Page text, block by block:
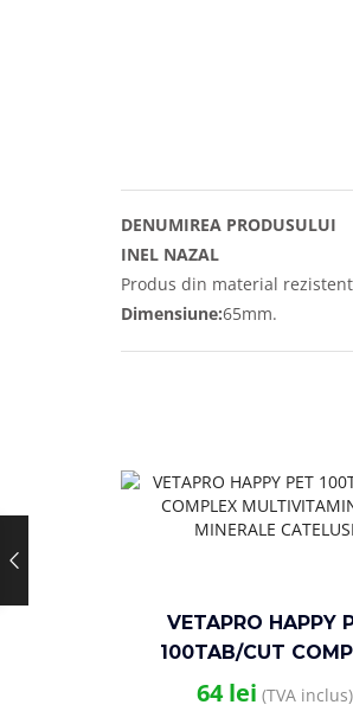
DENUMIREA PRODUSULUI
INEL NAZAL
Produs din material
Dimensiune:65mm.
VETAPRO HAPPY
100TAB/CUT
MULTIVITAMINE SI
CATELUSI
64lei (TVA inclus)